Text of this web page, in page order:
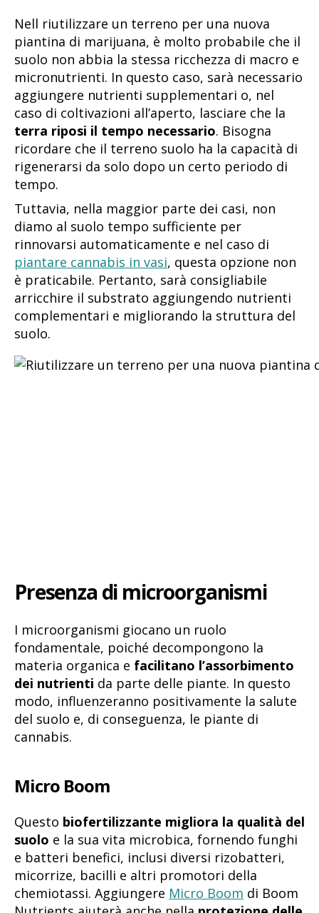
Nell riutilizzare un terreno per una nuova
piantina di marijuana, è molto probabile che il
suolo non abbia la stessa ricchezza di macro e
micronutrienti. In questo caso, sarà necessario
aggiungere nutrienti supplementari o, nel
caso di coltivazioni all’aperto, lasciare che la
terra riposi il tempo necessario. Bisogna
ricordare che il terreno suolo ha la capacità di
rigenerarsi da solo dopo un certo periodo di
tempo.
Tuttavia, nella maggior parte dei casi, non
diamo al suolo tempo sufficiente per
rinnovarsi automaticamente e nel caso di
piantare cannabis in vasi, questa opzione non
è praticabile. Pertanto, sarà consigliabile
arricchire il substrato aggiungendo nutrienti
complementari e migliorando la struttura del
suolo.
Presenza di microorganismi
I microorganismi giocano un ruolo
fondamentale, poiché decompongono la
materia organica e facilitano l’assorbimento
dei nutrienti da parte delle piante. In questo
modo, influenzeranno positivamente la salute
del suolo e, di conseguenza, le piante di
cannabis.
Micro Boom
Questo biofertilizzante migliora la qualità del
suolo e la sua vita microbica, fornendo funghi
e batteri benefici, inclusi diversi rizobatteri,
micorrize, bacilli e altri promotori della
chemiotassi. Aggiungere Micro Boom di Boom